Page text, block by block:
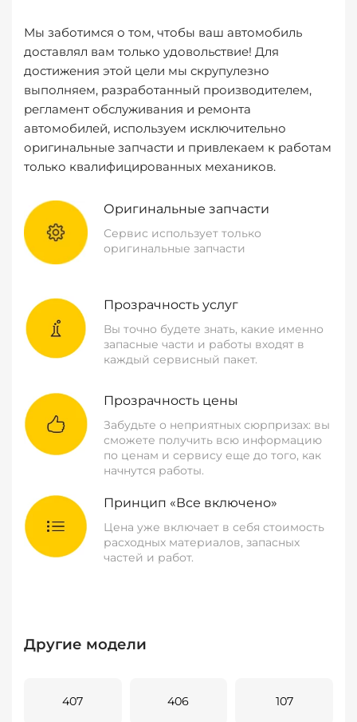
Мы заботимся о том, чтобы ваш автомобиль
доставлял вам только удовольствие! Для
достижения этой цели мы скрупулезно
выполняем, разработанный производителем,
регламент обслуживания и ремонта
автомобилей, используем исключительно
оригинальные запчасти и привлекаем к работам
только квалифицированных механиков.
Оригинальные запчасти
Сервис использует только
оригинальные запчасти
Прозрачность услуг
Вы точно будете знать, какие именно
запасные части и работы входят в
каждый сервисный пакет.
Прозрачность цены
Забудьте о неприятных сюрпризах: вы
сможете получить всю информацию
по ценам и сервису еще до того, как
начнутся работы.
Принцип «Все включено»
Цена уже включает в себя стоимость
расходных материалов, запасных
частей и работ.
Другие модели
407 406 107